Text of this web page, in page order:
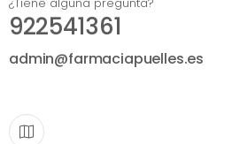
922541361
admin@farmaciapuelles.es